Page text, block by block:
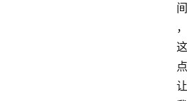
间
，
这
点
让